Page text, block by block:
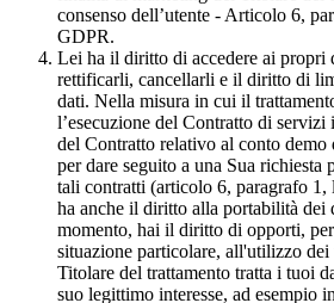
consenso dell’utente - Articolo 6,
GDPR.
Lei ha il diritto di accedere ai propri
rettificarli, cancellarli e il diritto di
dati. Nella misura in cui il
l’esecuzione del Contratto di
del Contratto relativo al conto
per dare seguito a una Sua richiesta
tali contratti (articolo 6, paragrafo
ha anche il diritto alla portabilità dei
momento, hai il diritto di opporti,
situazione particolare, all'utilizzo
Titolare del trattamento tratta i tuoi
suo legittimo interesse, ad esempio